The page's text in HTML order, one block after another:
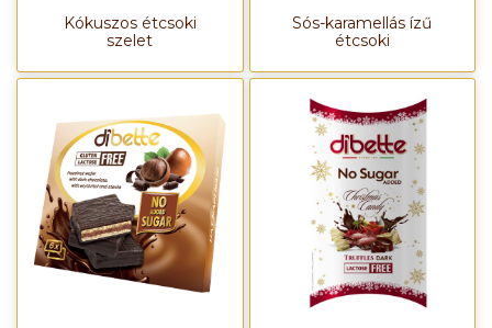
Kókuszos étcsoki
szelet
Sós-karamellás ízű
étcsoki